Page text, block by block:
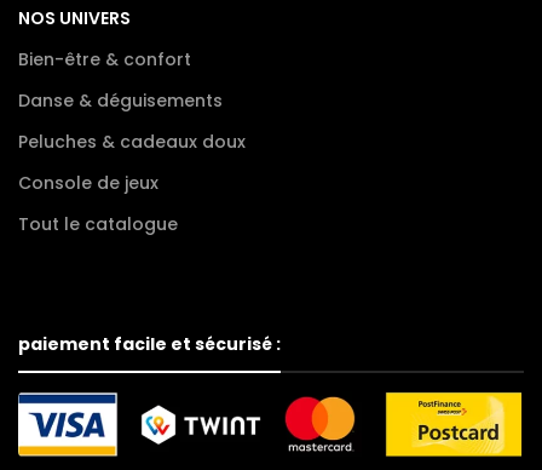
NOS UNIVERS
Bien-être & confort
Danse & déguisements
Peluches & cadeaux doux
Console de jeux
Tout le catalogue
paiement facile et sécurisé :